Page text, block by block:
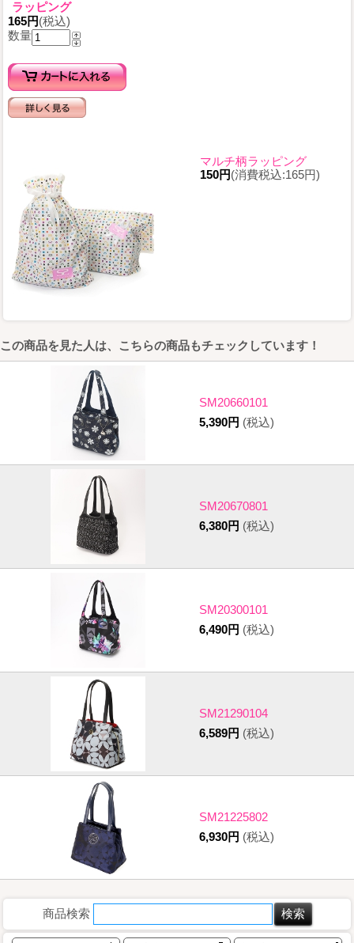
ラッピング
165円(税込)
数量
マルチ柄ラッピング
150円(消費税込:165円)
この商品を見た人は、こちらの商品もチェックしています！
SM20660101
5,390円 (税込)
SM20670801
6,380円 (税込)
SM20300101
6,490円 (税込)
SM21290104
6,589円 (税込)
SM21225802
6,930円 (税込)
商品検索